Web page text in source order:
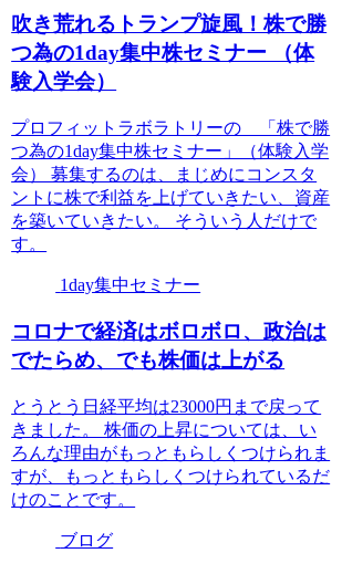
吹き荒れるトランプ旋風！株で勝
つ為の1day集中株セミナー （体
験入学会）
プロフィットラボラトリーの 「株で勝
つ為の1day集中株セミナー」（体験入学
会） 募集するのは、まじめにコンスタ
ントに株で利益を上げていきたい、資産
を築いていきたい。 そういう人だけで
す。
1day集中セミナー
コロナで経済はボロボロ、政治は
でたらめ、でも株価は上がる
とうとう日経平均は23000円まで戻って
きました。 株価の上昇については、い
ろんな理由がもっともらしくつけられま
すが、もっともらしくつけられているだ
けのことです。
ブログ